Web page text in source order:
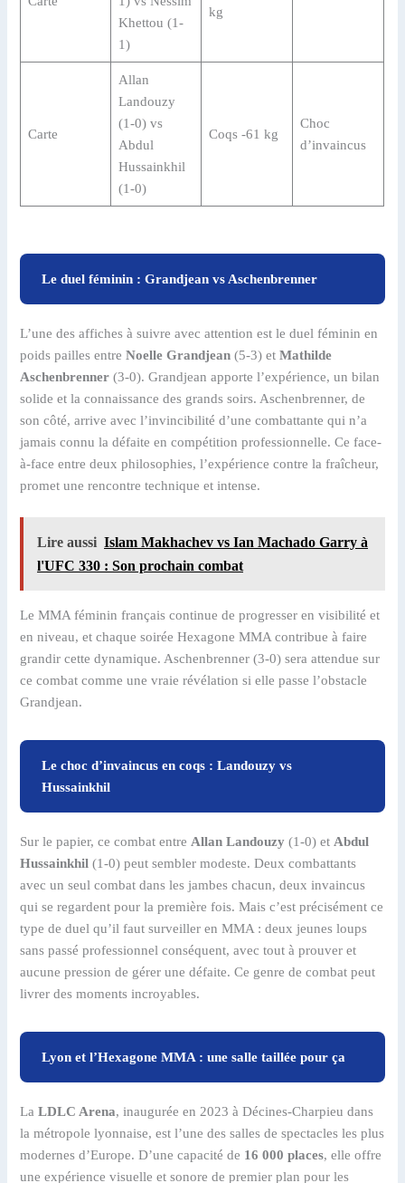
Khettou (1-
1)
kg
Carte
Allan
Landouzy
(1-0) vs
Abdul
Hussainkhil
(1-0)
Coqs -61 kg
Choc
d’invaincus
Le duel féminin : Grandjean vs Aschenbrenner
L’une des affiches à suivre avec attention est le duel féminin en
poids pailles entreNoelle Grandjean (5-3) etMathilde
Aschenbrenner (3-0). Grandjean apporte l’expérience, un bilan
solide et la connaissance des grands soirs. Aschenbrenner, de
son côté, arrive avec l’invincibilité d’une combattante qui n’a
jamais connu la défaite en compétition professionnelle. Ce face-
à-face entre deux philosophies, l’expérience contre la fraîcheur,
promet une rencontre technique et intense.
Lire aussi Islam Makhachev vs Ian Machado Garry à
l'UFC 330 : Son prochain combat
Le MMA féminin français continue de progresser en visibilité et
en niveau, et chaque soirée Hexagone MMA contribue à faire
grandir cette dynamique. Aschenbrenner (3-0) sera attendue sur
ce combat comme une vraie révélation si elle passe l’obstacle
Grandjean.
Le choc d’invaincus en coqs : Landouzy vs
Hussainkhil
Sur le papier, ce combat entre Allan Landouzy (1-0) et Abdul
Hussainkhil (1-0) peut sembler modeste. Deux combattants
avec un seul combat dans les jambes chacun, deux invaincus
qui se regardent pour la première fois. Mais c’est précisément ce
type de duel qu’il faut surveiller en MMA : deux jeunes loups
sans passé professionnel conséquent, avec tout à prouver et
aucune pression de gérer une défaite. Ce genre de combat peut
livrer des moments incroyables.
Lyon et l’Hexagone MMA : une salle taillée pour ça
LaLDLC Arena, inaugurée en 2023 à Décines-Charpieu dans
la métropole lyonnaise, est l’une des salles de spectacles les plus
modernes d’Europe. D’une capacité de 16 000 places, elle offre
une expérience visuelle et sonore de premier plan pour les